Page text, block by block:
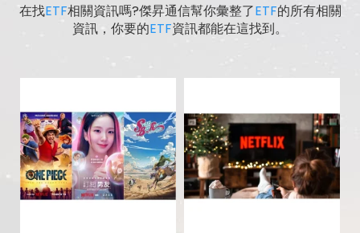
在找ETF相關資訊嗎?傑昇通信幫你彙整了ETF的所有相關
資訊，你要的ETF資訊都能在這找到。